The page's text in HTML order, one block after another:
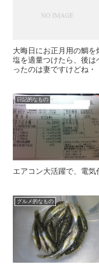
大晦日にお正月用の鯛を
塩を適量つけたら、後
ったのは妻ですけどね
日記的なもの
エアコン大活躍で、電気
グルメ的なもの